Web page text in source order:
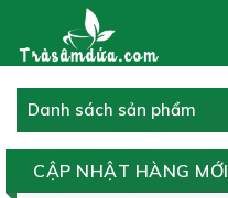
Danh sách sản phẩm
CẬP NHẬT HÀNG MỚI